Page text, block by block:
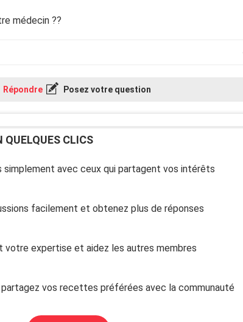
médecin ??
Répondre Posez votre question
QUELQUES CLICS
simplement avec ceux qui partagent vos intérêts
facilement et obtenez plus de réponses
votre expertise et aidez les autres membres
vos recettes préférées avec la communauté